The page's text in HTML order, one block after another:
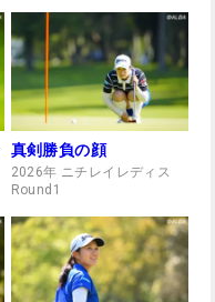
真剣勝負の顔
2026年 ニチレイレディス
Round1